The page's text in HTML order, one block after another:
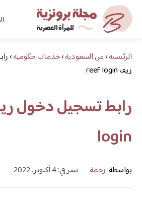
مجلة برونزيةالرئيسية›عن السعودية›خدمات حكومية›
ريف reef login
login
بواسطة:رحمة نشر في: 4 أكتوبر، 2022